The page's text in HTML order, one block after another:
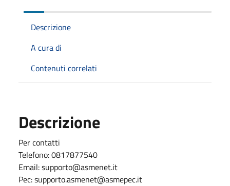
Descrizione
A cura di
Contenuti correlati
Descrizione
Per contatti
Telefono: 0817877540
Email: supporto@asmenet.it
Pec: supporto.asmenet@asmepec.it